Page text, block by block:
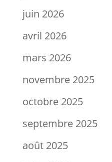
juin 2026
avril 2026
mars 2026
novembre 2025
octobre 2025
septembre 2025
août 2025